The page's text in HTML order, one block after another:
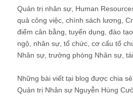
Quản trị nhân sự, Human
quả công việc, chính sách lương,
điểm cân bằng, tuyển dụng, đào
ngộ, nhân sự, tổ chức, cơ cấu tổ
Nhân sự, trưởng phòng Nhân sự,
Những bài viết tại blog được chia
Quản trị Nhân sự Nguyễn Hùng